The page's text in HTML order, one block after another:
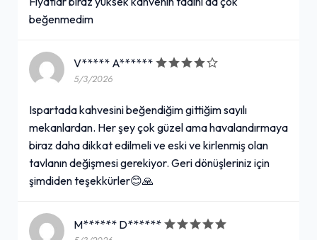
beğenmedim
V***** A******
5/3/2026
Ispartada kahvesini beğendiğim gittiğim sayılı
mekanlardan. Her şey çok güzel ama havalandırmaya
biraz daha dikkat edilmeli ve eski ve kirlenmiş olan
tavlanın değişmesi gerekiyor. Geri dönüşleriniz için
şimdiden teşekkürler😊🙏
M****** D******